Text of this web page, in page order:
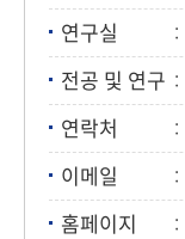
연구실
전공 및 연구
연락처
이메일
홈페이지